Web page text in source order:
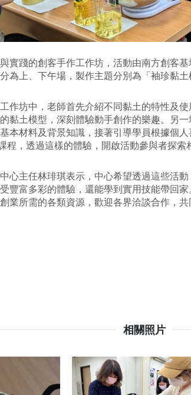
實踐的創客手作工作坊，活動由南方創客
為上、下午場，製作主題分別為「袖珍黏土
作坊中，老師首先介紹不同黏土的特性及
黏土模型，深刻體驗動手創作的樂趣。另
本材料及背景知識，接著引導學員根據個
程，透過這樣的體驗，開啟活動參與者探索
心主任林琲琪表示，中心希望透過這些活
豐富多彩的體驗，還能學到實用技能帶回
業所需的各類資源，歡迎各界洽談合作，共
相關照片